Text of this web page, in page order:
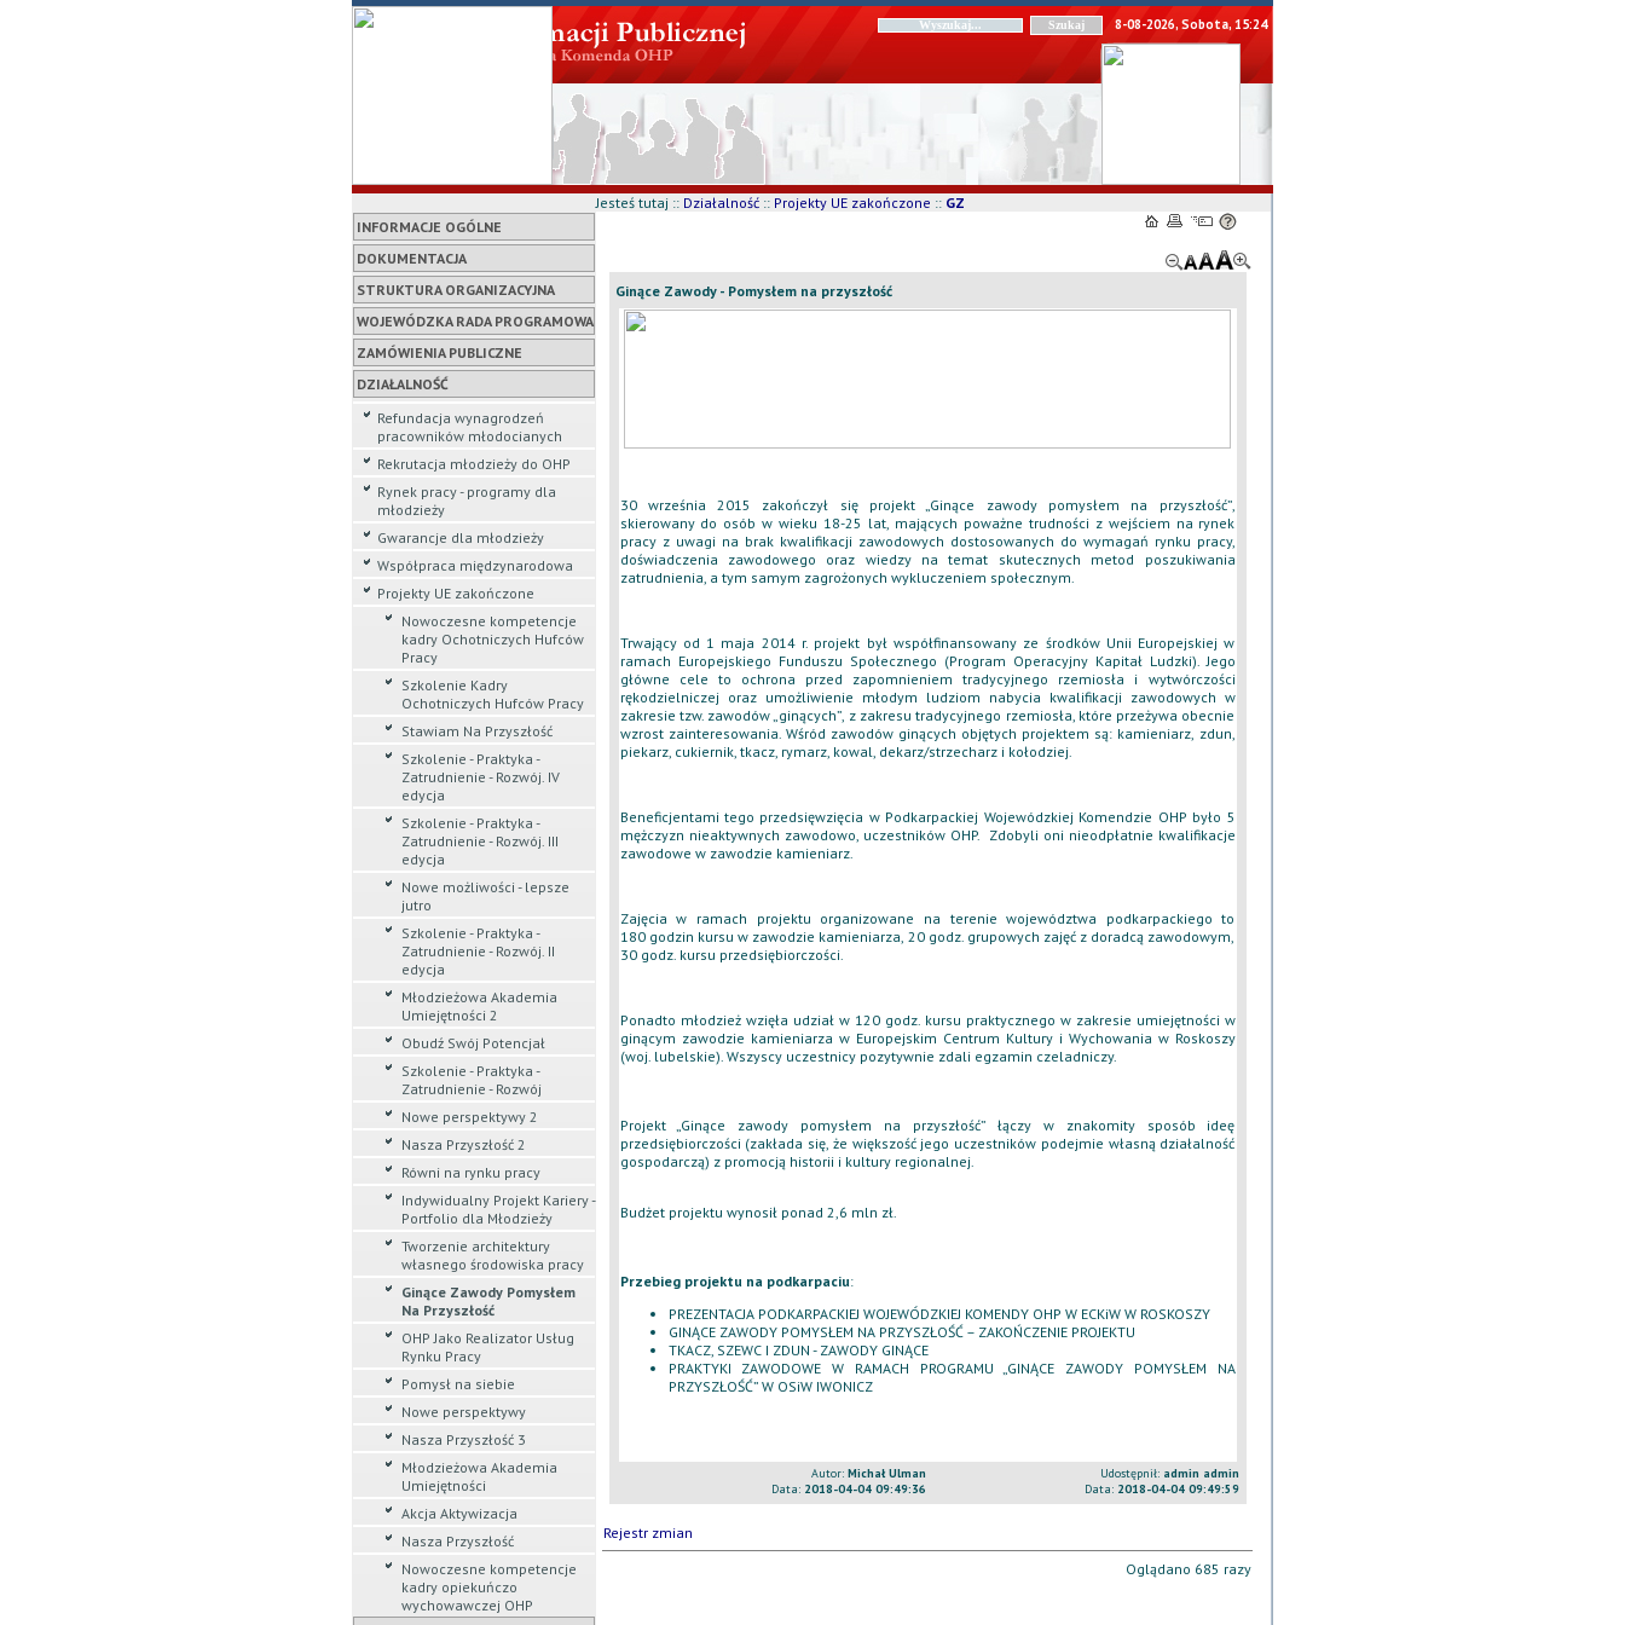
8-08-2026, Sobota, 15:24
INFORMACJE OGÓLNE
DOKUMENTACJA
STRUKTURA ORGANIZACYJNA
WOJEWÓDZKA RADA PROGRAMOWA
ZAMÓWIENIA PUBLICZNE
DZIAŁALNOŚĆ
Refundacja wynagrodzeń
pracowników młodocianych
Rekrutacja młodzieży do OHP
Rynek pracy - programy dla
młodzieży
Gwarancje dla młodzieży
Współpraca międzynarodowa
Projekty UE zakończone
Nowoczesne kompetencje
kadry Ochotniczych Hufców
Pracy
Szkolenie Kadry
Ochotniczych Hufców Pracy
Stawiam Na Przyszłość
Szkolenie - Praktyka -
Zatrudnienie - Rozwój. IV
edycja
Szkolenie - Praktyka -
Zatrudnienie - Rozwój. III
edycja
Nowe możliwości - lepsze
jutro
Szkolenie - Praktyka -
Zatrudnienie - Rozwój. II
edycja
Młodzieżowa Akademia
Umiejętności 2
Obudź Swój Potencjał
Szkolenie - Praktyka -
Zatrudnienie - Rozwój
Nowe perspektywy 2
Nasza Przyszłość 2
Równi na rynku pracy
Indywidualny Projekt Kariery -
Portfolio dla Młodzieży
Tworzenie architektury
własnego środowiska pracy
Ginące Zawody Pomysłem
Na Przyszłość
OHP Jako Realizator Usług
Rynku Pracy
Pomysł na siebie
Nowe perspektywy
Nasza Przyszłość 3
Młodzieżowa Akademia
Umiejętności
Akcja Aktywizacja
Nasza Przyszłość
Nowoczesne kompetencje
kadry opiekuńczo
wychowawczej OHP
Jesteś tutaj :: Działalność :: Projekty UE zakończone :: GZ
Ginące Zawody - Pomysłem na przyszłość
30 września 2015 zakończył się projekt „Ginące zawody pomysłem na przyszłość”,
skierowany do osób w wieku 18-25 lat, mających poważne trudności z wejściem na rynek
pracy z uwagi na brak kwalifikacji zawodowych dostosowanych do wymagań rynku pracy,
doświadczenia zawodowego oraz wiedzy na temat skutecznych metod poszukiwania
zatrudnienia, a tym samym zagrożonych wykluczeniem społecznym.
Trwający od 1 maja 2014 r. projekt był współfinansowany ze środków Unii Europejskiej w
ramach Europejskiego Funduszu Społecznego (Program Operacyjny Kapitał Ludzki). Jego
główne cele to ochrona przed zapomnieniem tradycyjnego rzemiosła i wytwórczości
rękodzielniczej oraz umożliwienie młodym ludziom nabycia kwalifikacji zawodowych w
zakresie tzw. zawodów „ginących”, z zakresu tradycyjnego rzemiosła, które przeżywa obecnie
wzrost zainteresowania. Wśród zawodów ginących objętych projektem są: kamieniarz, zdun,
piekarz, cukiernik, tkacz, rymarz, kowal, dekarz/strzecharz i kołodziej.
Beneficjentami tego przedsięwzięcia w Podkarpackiej Wojewódzkiej Komendzie OHP było 5
mężczyzn nieaktywnych zawodowo, uczestników OHP. Zdobyli oni nieodpłatnie kwalifikacje
zawodowe w zawodzie kamieniarz.
Zajęcia w ramach projektu organizowane na terenie województwa podkarpackiego to
180 godzin kursu w zawodzie kamieniarza, 20 godz. grupowych zajęć z doradcą zawodowym,
30 godz. kursu przedsiębiorczości.
Ponadto młodzież wzięła udział w 120 godz. kursu praktycznego w zakresie umiejętności w
ginącym zawodzie kamieniarza w Europejskim Centrum Kultury i Wychowania w Roskoszy
(woj. lubelskie). Wszyscy uczestnicy pozytywnie zdali egzamin czeladniczy.
Projekt „Ginące zawody pomysłem na przyszłość” łączy w znakomity sposób ideę
przedsiębiorczości (zakłada się, że większość jego uczestników podejmie własną działalność
gospodarczą) z promocją historii i kultury regionalnej.
Budżet projektu wynosił ponad 2,6 mln zł.
Przebieg projektu na podkarpaciu:
PREZENTACJA PODKARPACKIEJ WOJEWÓDZKIEJ KOMENDY OHP W ECKiW W ROSKOSZY
GINĄCE ZAWODY POMYSŁEM NA PRZYSZŁOŚĆ – ZAKOŃCZENIE PROJEKTU
TKACZ, SZEWC I ZDUN - ZAWODY GINĄCE
PRAKTYKI ZAWODOWE W RAMACH PROGRAMU „GINĄCE ZAWODY POMYSŁEM NA
PRZYSZŁOŚĆ” W OSiW IWONICZ
Autor: Michał Ulman
Data: 2018-04-04 09:49:36
Udostępnił: admin admin
Data: 2018-04-04 09:49:59
Rejestr zmian
Oglądano 685 razy